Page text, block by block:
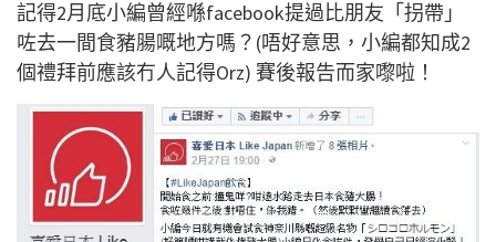
記得2月底小編曾經喺facebook提過比朋友「拐帶」
咗去一間食豬腸嘅地方嗎？(唔好意思，小編都知成2
個禮拜前應該冇人記得Orz) 賽後報告而家嚟啦！